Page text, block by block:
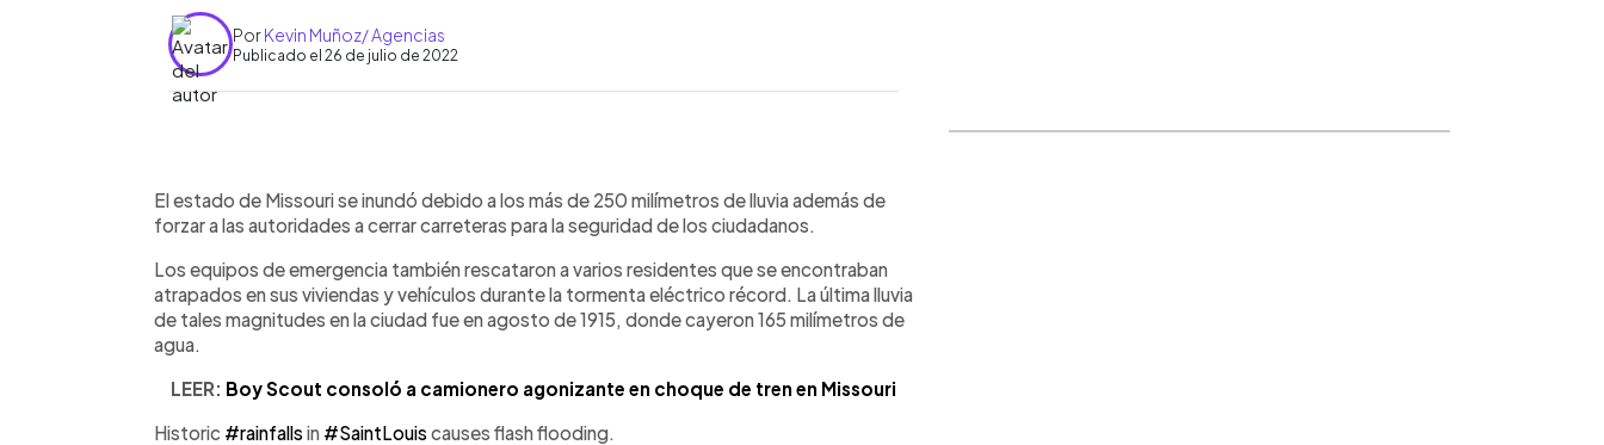
PorKevin Muñoz/ Agencias
Publicado el 26 de julio de 2022
► Escuchar artículo
El estado de Missouri se inundó debido a los más de 250 milímetros de lluvia además de
forzar a las autoridades a cerrar carreteras para la seguridad de los ciudadanos.
Los equipos de emergencia también rescataron a varios residentes que se encontraban
atrapados en sus viviendas y vehículos durante la tormenta eléctrico récord. La última lluvia
de tales magnitudes en la ciudad fue en agosto de 1915, donde cayeron 165 milímetros de
agua.
LEER: Boy Scout consoló a camionero agonizante en choque de tren en Missouri
Historic #rainfallsin #SaintLouiscauses flash flooding.